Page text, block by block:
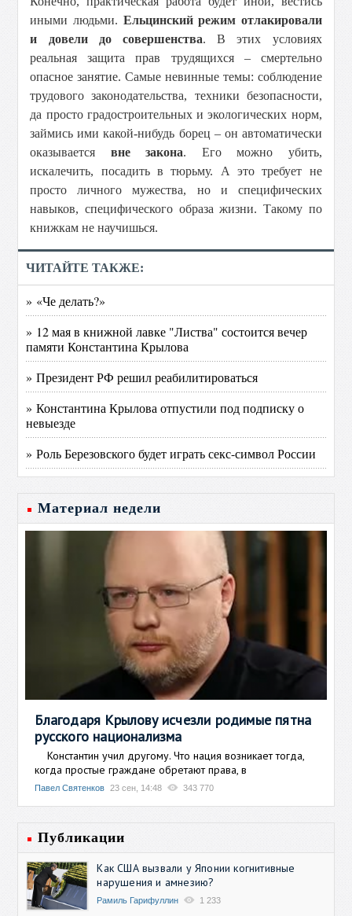
иными людьми. Ельцинский режим отлакировали
и довели до совершенства. В этих условиях
реальная защита прав трудящихся – смертельно
опасное занятие. Самые невинные темы: соблюдение
трудового законодательства, техники безопасности,
да просто градостроительных и экологических норм,
займись ими какой-нибудь борец – он автоматически
оказывается вне закона. Его можно убить,
искалечить, посадить в тюрьму. А это требует не
просто личного мужества, но и специфических
навыков, специфического образа жизни. Такому по
книжкам не научишься.
ЧИТАЙТЕ ТАКЖЕ:
» «Че делать?»
» 12 мая в книжной лавке "Листва" состоится вечер
памяти Константина Крылова
» Президент РФ решил реабилитироваться
» Константина Крылова отпустили под подписку о
невыезде
» Роль Березовского будет играть секс-символ России
Материал недели
Благодаря Крылову исчезли родимые пятна
русского национализма
Константин учил другому. Что нация возникает тогда,
когда простые граждане обретают права, в
Павел Святенков 23 сен, 14:48 343 770
Публикации
Как США вызвали у Японии когнитивные
нарушения и амнезию?
Рамиль Гарифуллин 1 233